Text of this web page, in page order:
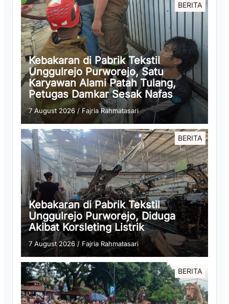
BERITA
Kebakaran di Pabrik Tekstil
Unggulrejo Purworejo, Satu
Karyawan Alami Patah Tulang,
Petugas Damkar Sesak Nafas
7 August 2026 /Fajria Rahmatasari
BERITA
Kebakaran di Pabrik Tekstil
Unggulrejo Purworejo, Diduga
Akibat Korsleting Listrik
7 August 2026/ Fajria Rahmatasari
BERITA